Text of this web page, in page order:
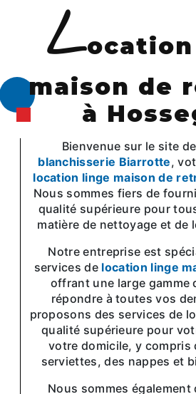
l
maison de
à
Bienvenue sur le site de
blanchisserie Biarrotte,
location linge maison de
Nous sommes fiers de
qualité supérieure pour
matière de nettoyage et de
Notre entreprise est spécialisée dans les
services de location linge
offrant une large gamme
répondre à toutes vos
proposons des services de
qualité supérieure pour
votre domicile, y compris
serviettes, des nappes et
Nous sommes également des experts en